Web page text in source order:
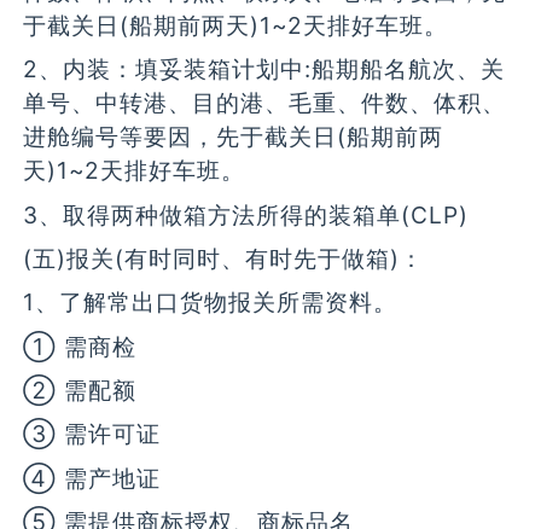
于截关日(船期前两天)1~2天排好车班。
2、内装：填妥装箱计划中:船期船名航次、关
单号、中转港、目的港、毛重、件数、体积、
进舱编号等要因，先于截关日(船期前两
天)1~2天排好车班。
3、取得两种做箱方法所得的装箱单(CLP)
(五)报关(有时同时、有时先于做箱)：
1、了解常出口货物报关所需资料。
① 需商检
② 需配额
③ 需许可证
④ 需产地证
⑤ 需提供商标授权、商标品名